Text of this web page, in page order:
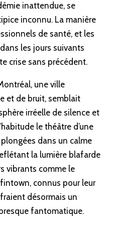
inattendue, se
inconnu. La manière
de santé, et les
les jours suivants
crise sans précédent.
une ville
et de bruit, semblait
irréelle de silence et
le théâtre d’une
dans un calme
la lumière blafarde
vibrants comme le
connus pour leur
désormais un
fantomatique.